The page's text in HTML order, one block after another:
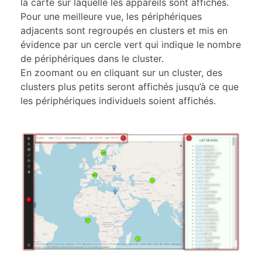
Pour une meilleure vue, les périphériques
adjacents sont regroupés en clusters et mis en
évidence par un cercle vert qui indique le nombre
de périphériques dans le cluster.
En zoomant ou en cliquant sur un cluster, des
clusters plus petits seront affichés jusqu’à ce que
les périphériques individuels soient affichés.